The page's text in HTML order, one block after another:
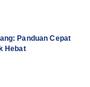
Panduan Cepat
Hebat